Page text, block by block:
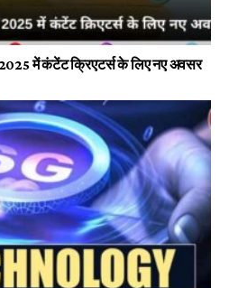
में कंटेंट क्रिएटर्स के लिए नए अवसर